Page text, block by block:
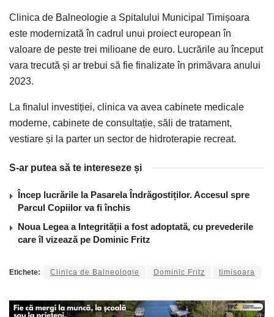
Clinica de Balneologie a Spitalului Municipal Timișoara
este modernizată în cadrul unui proiect european în
valoare de peste trei milioane de euro. Lucrările au început
vara trecută și ar trebui să fie finalizate în primăvara anului
2023.
La finalul investiției, clinica va avea cabinete medicale
moderne, cabinete de consultație, săli de tratament,
vestiare și la parter un sector de hidroterapie recreat.
S-ar putea să te intereseze și
Încep lucrările la Pasarela Îndrăgostiților. Accesul spre
Parcul Copiilor va fi închis
Noua Legea a Integrității a fost adoptată, cu prevederile
care îl vizează pe Dominic Fritz
Etichete: Clinica de Balneologie Dominic Fritz timisoara